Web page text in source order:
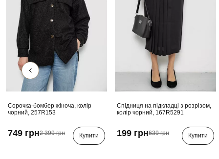
Сорочка-бомбер жіноча, колір
чорний, 257R153
749 грн2 399 грн Купити
Спідниця на підкладці з розрізом,
колір чорний, 167R5291
199 грн639 грн Купити